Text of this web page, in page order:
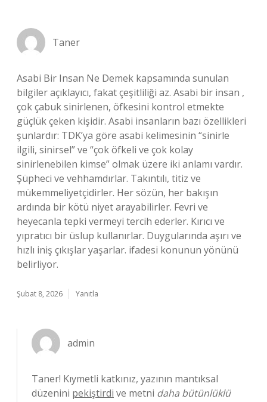
Taner
Asabi Bir Insan Ne Demek kapsamında sunulan
bilgiler açıklayıcı, fakat çeşitliliği az. Asabi bir insan ,
çok çabuk sinirlenen, öfkesini kontrol etmekte
güçlük çeken kişidir. Asabi insanların bazı özellikleri
şunlardır: TDK’ya göre asabi kelimesinin “sinirle
ilgili, sinirsel” ve “çok öfkeli ve çok kolay
sinirlenebilen kimse” olmak üzere iki anlamı vardır.
Şüpheci ve vehhamdırlar. Takıntılı, titiz ve
mükemmeliyetçidirler. Her sözün, her bakışın
ardında bir kötü niyet arayabilirler. Fevri ve
heyecanla tepki vermeyi tercih ederler. Kırıcı ve
yıpratıcı bir üslup kullanırlar. Duygularında aşırı ve
hızlı iniş çıkışlar yaşarlar. ifadesi konunun yönünü
belirliyor.
Şubat 8, 2026 Yanıtla
admin
Taner! Kıymetli katkınız, yazının mantıksal
düzenini pekiştirdi ve metni daha bütünlüklü